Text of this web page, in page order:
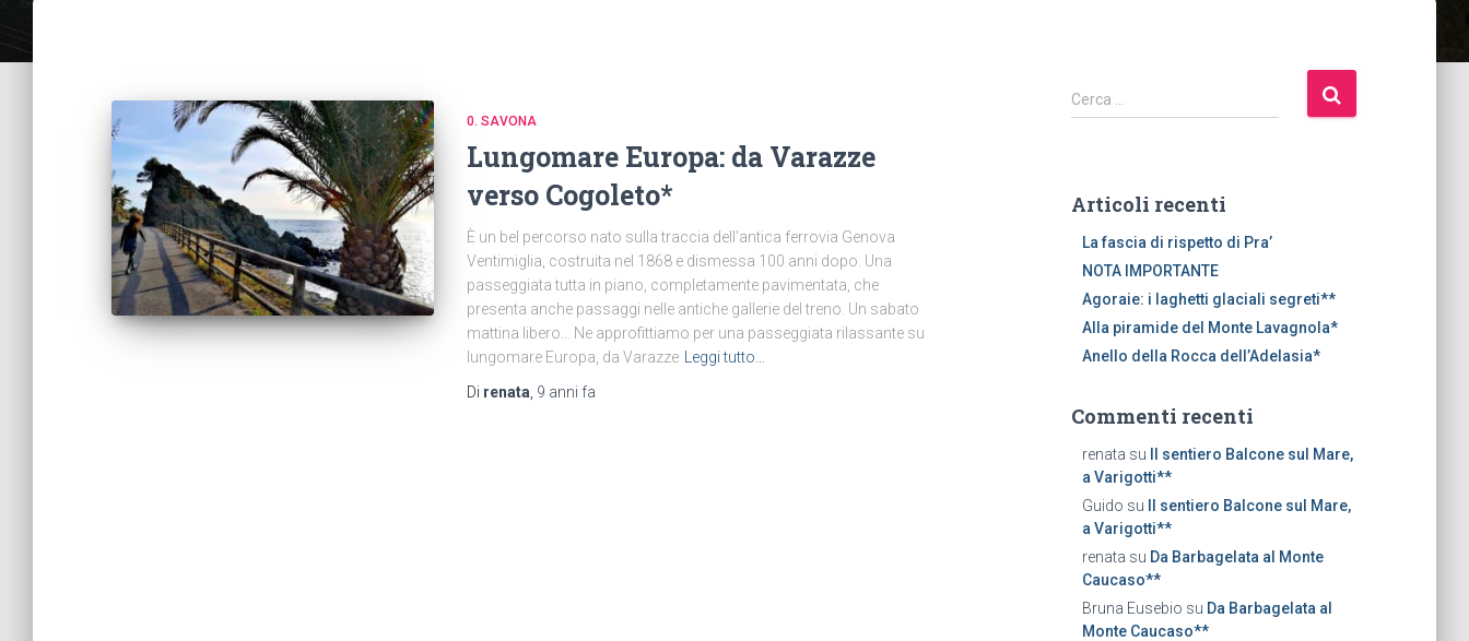
0. SAVONA
Lungomare Europa: da Varazze
verso Cogoleto*
È un bel percorso nato sulla traccia dell’antica ferrovia Genova
Ventimiglia, costruita nel 1868 e dismessa 100 anni dopo. Una
passeggiata tutta in piano, completamente pavimentata, che
presenta anche passaggi nelle antiche gallerie del treno. Un sabato
mattina libero… Ne approfittiamo per una passeggiata rilassante su
lungomare Europa, da Varazze
Leggi tutto…
Di renata 9 anni fa
R
i
c
Cerca …
Articoli recenti
La fascia di rispetto di Pra’
NOTA IMPORTANTE
Agoraie: i laghetti glaciali segreti**
Alla piramide del Monte Lavagnola*
Anello della Rocca dell’Adelasia*
Commenti recenti
renata su
Il sentiero Balcone sul Mare,
a Varigotti**
Guido su
Il sentiero Balcone sul Mare,
a Varigotti**
renata su Da Barbagelata al Monte
Caucaso**
Bruna Eusebio su Da Barbagelata al
Monte Caucaso**